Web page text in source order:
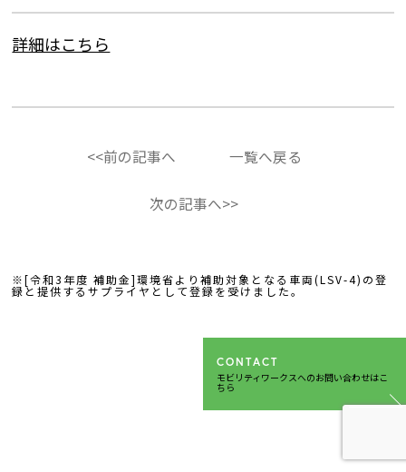
詳細はこちら
<<前の記事へ 一覧へ戻る
次の記事へ>>
※[令和3年度 補助金]環境省より補助対象となる車両(LSV-4)の登
録と提供するサプライヤとして登録を受けました。
CONTACT
モビリティワークスへのお問い合わせはこ
ちら